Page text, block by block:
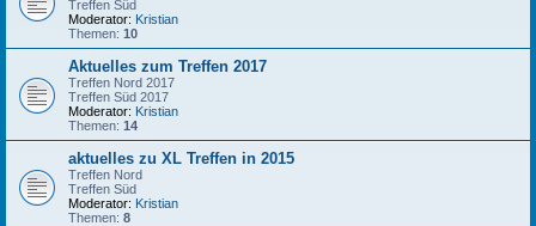
Treffen Süd
Moderator: Kristian
Themen: 10
Aktuelles zum Treffen 2017
Treffen Nord 2017
Treffen Süd 2017
Moderator: Kristian
Themen: 14
aktuelles zu XL Treffen in 2015
Treffen Nord
Treffen Süd
Moderator: Kristian
Themen: 8